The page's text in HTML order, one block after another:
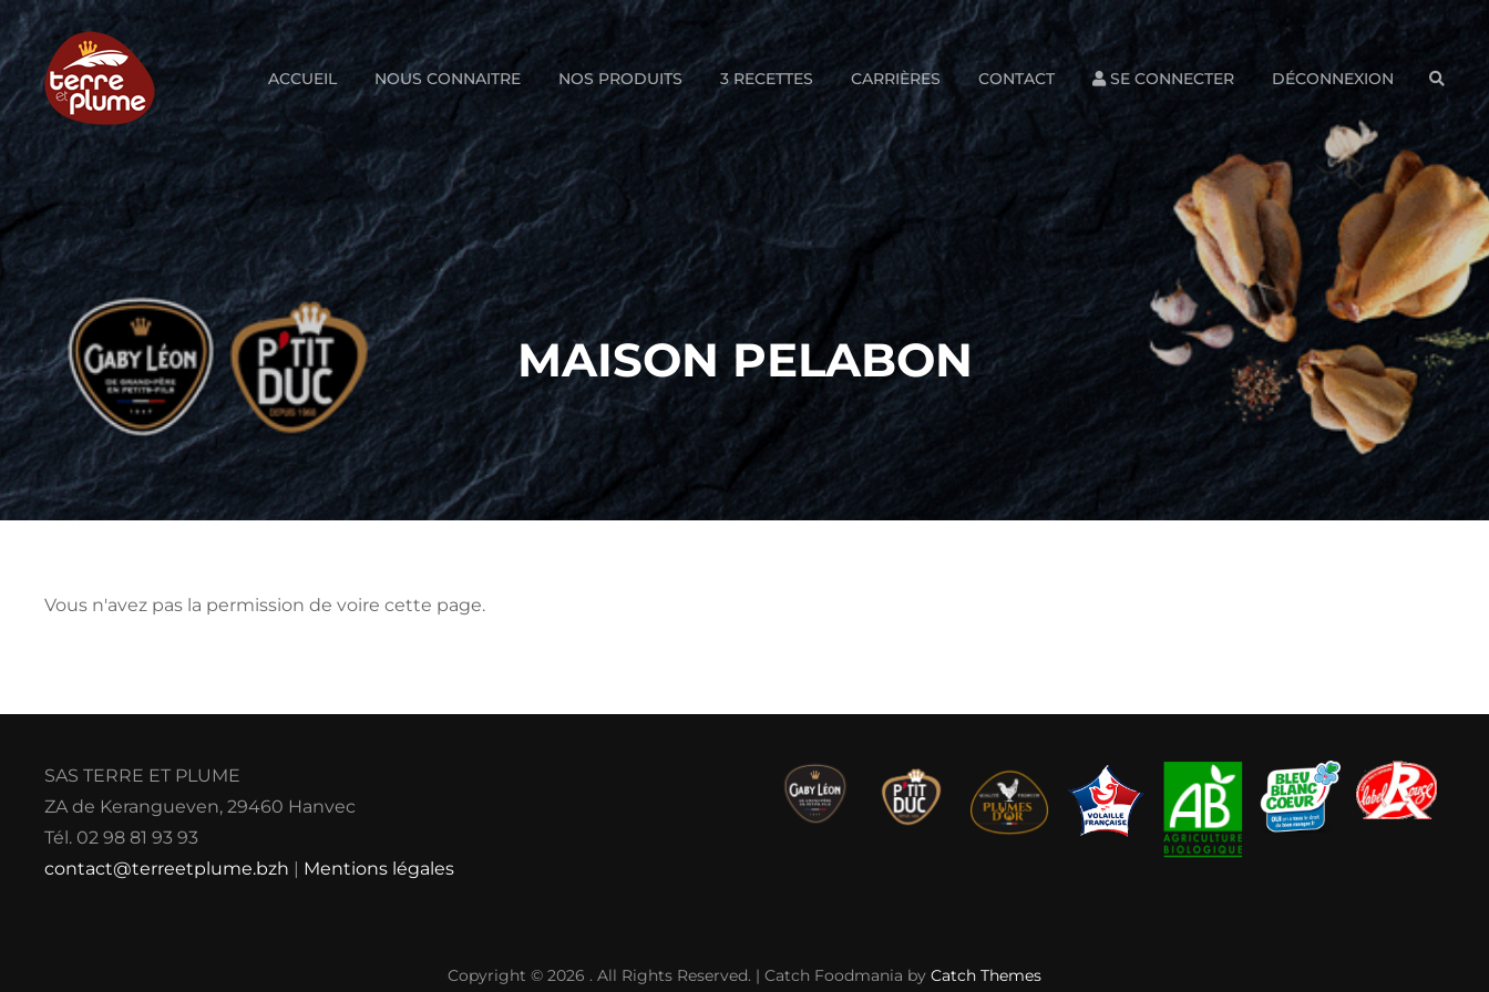
Skip
to
content
ACCUEIL NOUS CONNAITRE NOS PRODUITS 3 RECETTES CARRIÈRES CONTACT SE CONNECTER DÉCONNEXION
MAISON PELABON
Vous n'avez pas la permission de voire cette page.
SAS TERRE ET PLUME
ZA de Kerangueven, 29460 Hanvec
Tél. 02 98 81 93 93
contact@terreetplume.bzh | Mentions légales
Copyright © 2026 . All Rights Reserved. | Catch Foodmania by Catch Themes